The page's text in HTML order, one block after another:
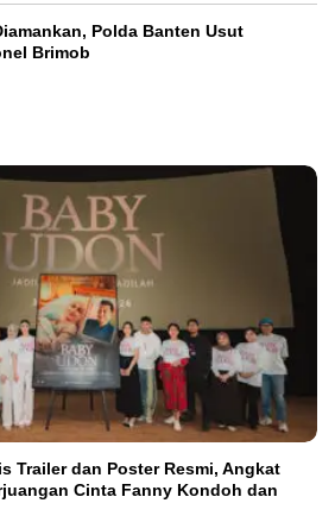
Polda Banten Usut
Brimob
Trailer dan Poster Resmi, Angkat
Cinta Fanny Kondoh dan